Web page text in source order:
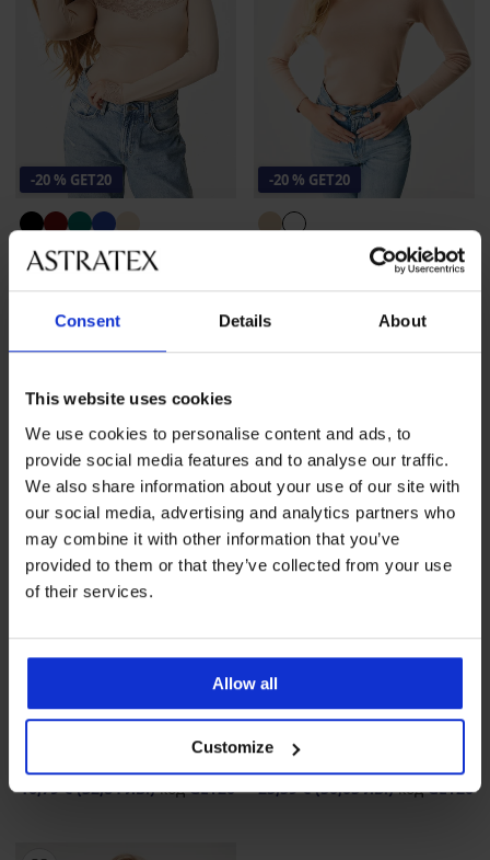
Consent Details About
This website uses cookies
We use cookies to personalise content and ads, to
provide social media features and to analyse our traffic.
We also share information about your use of our site with
our social media, advertising and analytics partners who
may combine it with other information that you’ve
provided to them or that they’ve collected from your use
of their services.
Allow all
Customize
-20 % GET20
Термо блуза Tempora
31,99 €(62,57 лв.)
-20 % GET20
Термо тениска Effecto
16,79 €(32,84 лв.)кодGET20
Термо блуза Tempora
25,59 €(50,05 лв.)кодGET20